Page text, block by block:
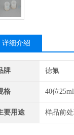
详细介绍
牌 德氟
格 40位25ml
要用途 样品前